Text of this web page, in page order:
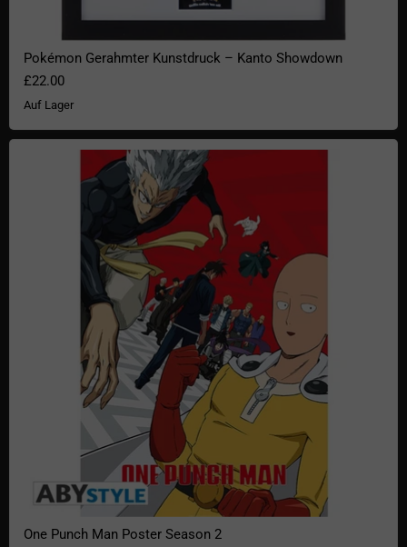
Pokémon Gerahmter Kunstdruck – Kanto Showdown
£22.00
Auf Lager
One Punch Man Poster Season 2
One Punch Man Poster Season 2